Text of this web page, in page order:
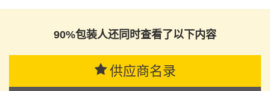
90%包装人还同时查看了以下内容
供应商名录